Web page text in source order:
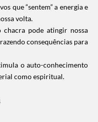
que “sentem” a energia e
volta.
pode atingir nossa
consequências para
o auto-conhecimento
como espiritual.